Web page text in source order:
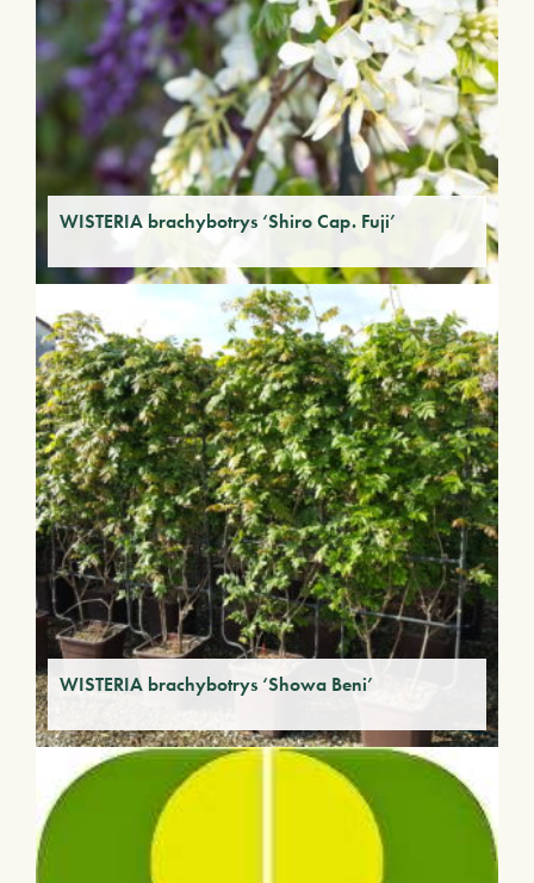
WISTERIA brachybotrys ‘Shiro Cap. Fuji’
WISTERIA brachybotrys ‘Showa Beni’